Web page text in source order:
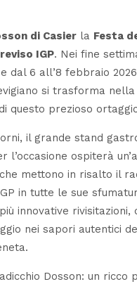
di Casierla Festa
IGP. Nei fine
e dal 6 all’8 febbraio
si trasforma
questo prezioso
il grande stand
l’occasione ospiterà
mettono in risalto il
in tutte le sue
innovative rivisitazioni,
nei sapori autentici
Dosson: un ricco